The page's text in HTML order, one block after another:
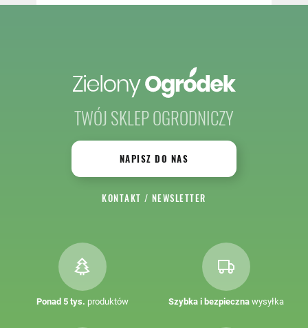
TWÓJ SKLEP OGRODNICZY
NAPISZ DO NAS
KONTAKT / NEWSLETTER
Ponad 5 tys. produktów Szybka i bezpiecznawysyłka